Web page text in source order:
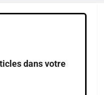
dans votre